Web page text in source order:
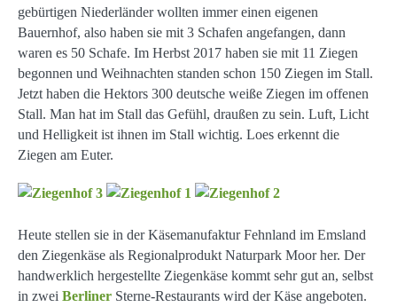
gebürtigen Niederländer wollten immer einen eigenen
Bauernhof, also haben sie mit 3 Schafen angefangen, dann
waren es 50 Schafe. Im Herbst 2017 haben sie mit 11 Ziegen
begonnen und Weihnachten standen schon 150 Ziegen im Stall.
Jetzt haben die Hektors 300 deutsche weiße Ziegen im offenen
Stall. Man hat im Stall das Gefühl, draußen zu sein. Luft, Licht
und Helligkeit ist ihnen im Stall wichtig. Loes erkennt die
Ziegen am Euter.
Heute stellen sie in der Käsemanufaktur Fehnland im Emsland
den Ziegenkäse als Regionalprodukt Naturpark Moor her. Der
handwerklich hergestellte Ziegenkäse kommt sehr gut an, selbst
in zwei Berliner Sterne-Restaurants wird der Käse angeboten.